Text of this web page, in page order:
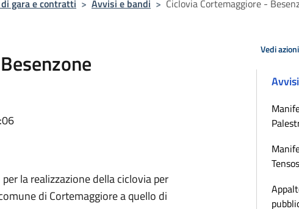
gara e contratti > Avvisi e bandi > Ciclovia Cortemaggiore -
la realizzazione della ciclovia per
di Cortemaggiore a quello di
Vedi azioni